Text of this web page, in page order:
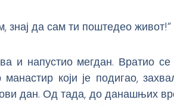
да сам ти поштедео живот!”
и напустио мегдан. Вратио
који је подигао,
дан. Од тада, до данашњих